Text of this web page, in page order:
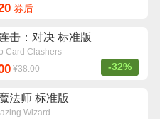
券后
击：对决 标准版
Card Clashers
¥38.00 -32%
法师 标准版
Wizard